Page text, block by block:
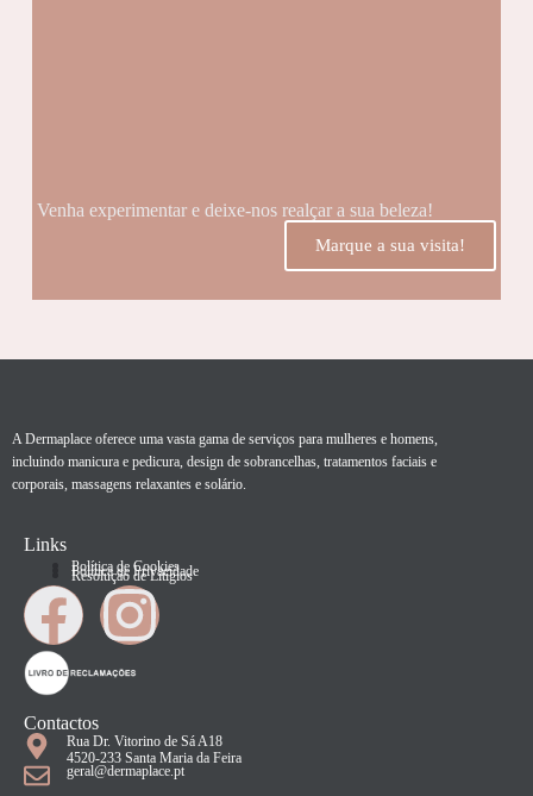
Venha experimentar e deixe-nos realçar a sua beleza!
Marque a sua visita!
A Dermaplace oferece uma vasta gama de serviços para mulheres e homens,
incluindo manicura e pedicura, design de sobrancelhas, tratamentos faciais e
corporais, massagens relaxantes e solário.
Links
Política de Cookies
Política de Privacidade
Resolução de Litígios
Contactos
Rua Dr. Vitorino de Sá A18
4520-233 Santa Maria da Feira
geral@dermaplace.pt